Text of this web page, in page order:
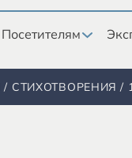
Посетителям
СТИХОТВОРЕНИЯ